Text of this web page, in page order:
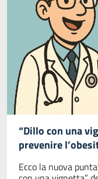
“Dillo con una
prevenire
Ecco la nuova